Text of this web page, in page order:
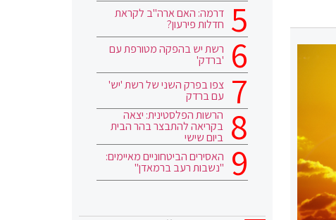
דרמה: האם ארה"ב לקראת
חדלות פירעון?
רשת יש בהפקה מטורפת עם
'ברדק'
צפו בפרק השני של רשת 'יש'
עם ברדק
הרשות הפלסטינית: יצאה
בקריאה להתבצר בהר הבית
ביום שישי
האסירים הביטחוניים מאיימים:
"נשבות רעב ברמאדן"